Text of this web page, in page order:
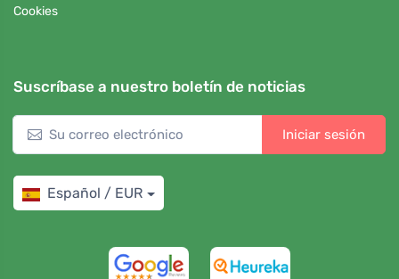
Cookies
Suscríbase a nuestro boletín de noticias
Iniciar sesión
Español / EUR